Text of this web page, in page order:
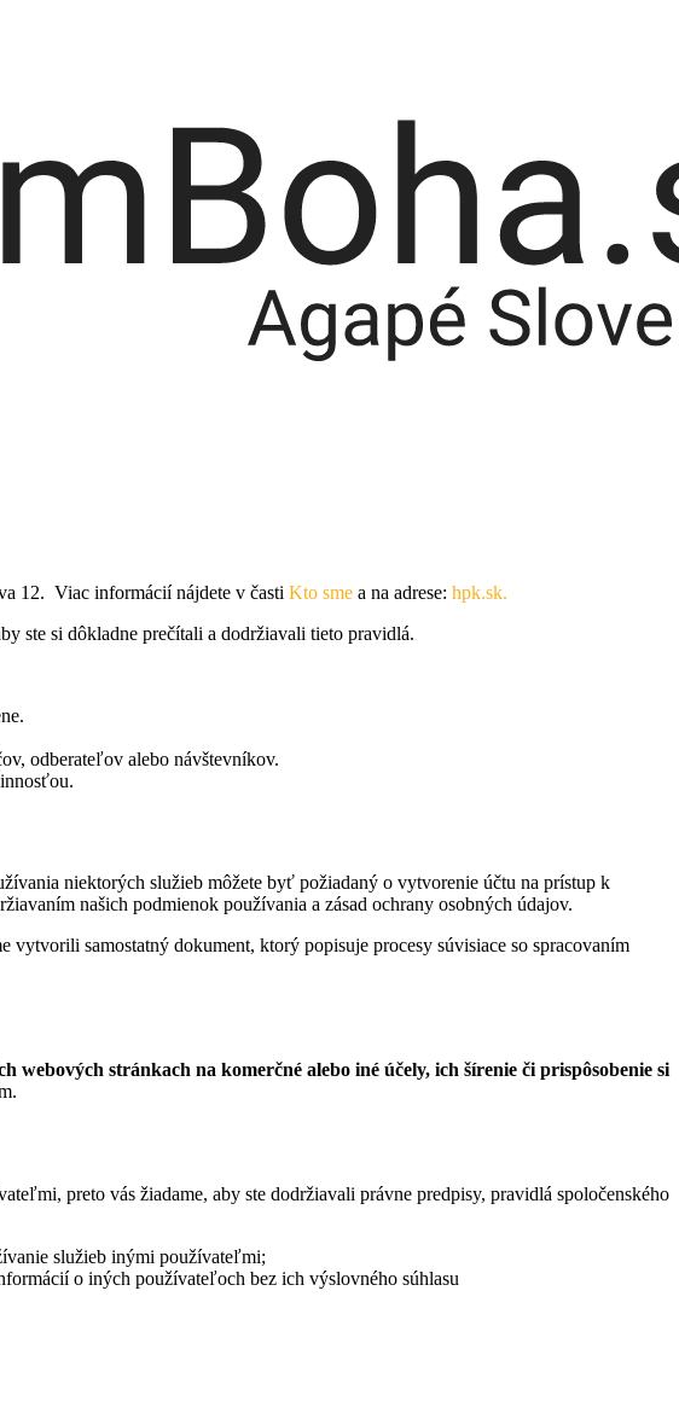
12. Viac informácií nájdete v časti Kto sme a na adrese: hpk.sk.
ste si dôkladne prečítali a dodržiavali tieto pravidlá.
odberateľov alebo návštevníkov.
niektorých služieb môžete byť požiadaný o vytvorenie účtu na prístup k
našich podmienok používania a zásad ochrany osobných údajov.
samostatný dokument, ktorý popisuje procesy súvisiace so spracovaním
stránkach na komerčné alebo iné ​​účely, ich šírenie či prispôsobenie si
preto vás žiadame, aby ste dodržiavali právne predpisy, pravidlá spoločenského
služieb inými používateľmi;
o iných používateľoch bez ich výslovného súhlasu